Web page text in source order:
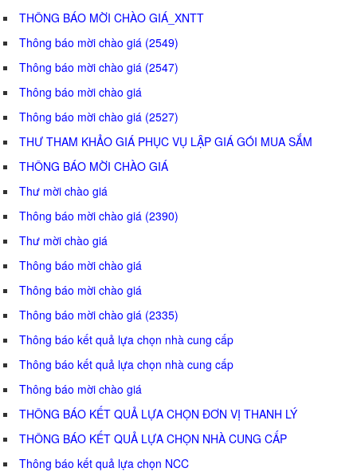
THÔNG BÁO MỜI CHÀO GIÁ_XNTT
Thông báo mời chào giá (2549)
Thông báo mời chào giá (2547)
Thông báo mời chào giá
Thông báo mời chào giá (2527)
THƯ THAM KHẢO GIÁ PHỤC VỤ LẬP GIÁ GÓI MUA SẮM
THÔNG BÁO MỜI CHÀO GIÁ
Thư mời chào giá
Thông báo mời chào giá (2390)
Thư mời chào giá
Thông báo mời chào giá
Thông báo mời chào giá
Thông báo mời chào giá (2335)
Thông báo kết quả lựa chọn nhà cung cấp
Thông báo kết quả lựa chọn nhà cung cấp
Thông báo mời chào giá
THÔNG BÁO KẾT QUẢ LỰA CHỌN ĐƠN VỊ THANH LÝ
THÔNG BÁO KẾT QUẢ LỰA CHỌN NHÀ CUNG CẤP
Thông báo kết quả lựa chọn NCC